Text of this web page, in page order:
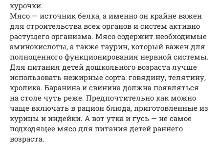
курочки.
Мясо — источник белка, а именно он крайне важен
для строительства всех органов и систем активно
растущего организма. Мясо содержит необходимые
аминокислоты, а также таурин, который важен для
полноценного функционирования нервной системы.
Для питания детей дошкольного возраста лучше
использовать нежирные сорта: говядину, телятину,
кролика. Баранина и свинина должна появляться
на столе чуть реже. Предпочтительно как можно
чаще включать в рацион блюда, приготовленные из
курицы и индейки. А вот утка и гусь — не самое
подходящее мясо для питания детей раннего
возраста.